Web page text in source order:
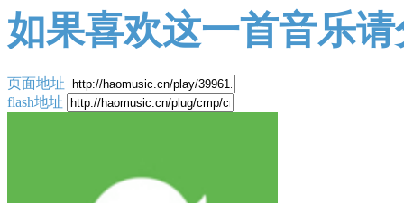
如果喜欢这一首音乐
页面地址
flash地址